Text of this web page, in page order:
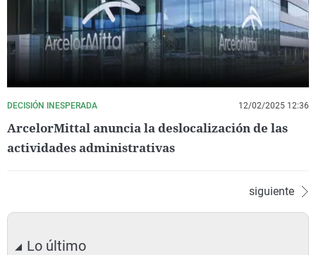
DECISIÓN INESPERADA 12/02/2025 12:36
ArcelorMittal anuncia la deslocalización de las
actividades administrativas
siguiente
Lo último